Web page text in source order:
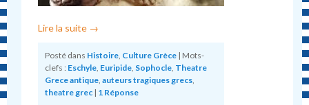
Lire la suite →
Posté dans Histoire, Culture Grèce | Mots-
clefs : Eschyle, Euripide, Sophocle, Theatre
Grece antique,auteurs tragiques grecs,
theatre grec | 1 Réponse